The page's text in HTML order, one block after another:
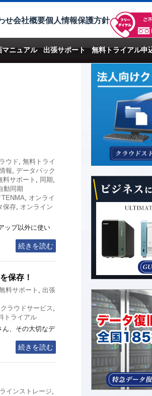
せ会社概要個人情報保護方針
マニュアル 出張サポート 無料トライアル申
ウド, 無料トライ
報, データバック
料サポート , 同期,
動同期
TENMA, オンライ
保存, オンライン
ップ以外に使い
続きを読む
保存！
料サポート , 出張
クラウドサービス ,
トライアル
ん、その大切なデ
続きを読む
インストレージ,